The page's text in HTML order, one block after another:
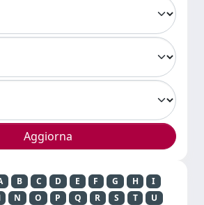
B C D E F G H
I
N O P Q R S T
U